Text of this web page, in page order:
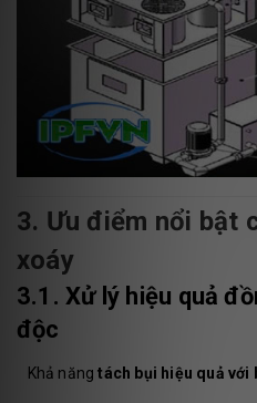
3. Ưu điểm nổi bật
xoáy
3.1. Xử lý hiệu quả
độc
Khả năngtách bụi hiệu quả với